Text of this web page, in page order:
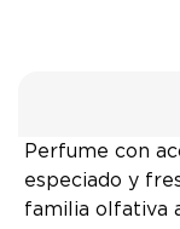
Perfume con
especiado y
familia olfativa